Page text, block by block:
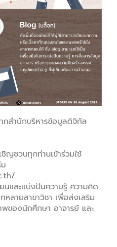
กสำนักบริหารข้อมูลดิจิทัล
ญชวนทุกท่านเข้าร่วมใช้
นและแบ่งปันความรู้ ความคิด
หลายสาขาวิชา เพื่อส่งเสริม
ของนักศึกษา อาจารย์ และ